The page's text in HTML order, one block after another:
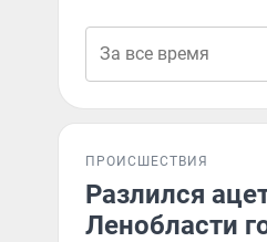
ПРОИСШЕСТВИЯ
Разлился
Ленобласти